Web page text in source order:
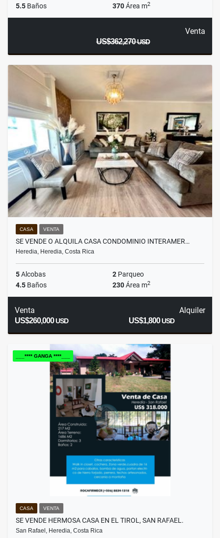
5.5 Baños 370Área m2
Venta
US$362,270USD
CASA VENTA
SE VENDE O ALQUILA CASA CONDOMINIO INTERAMER…
Heredia, Heredia, Costa Rica
5Alcobas 2 Parqueo
4.5 Baños 230Área m2
Venta
US$260,000USD
Alquiler
US$1,800USD
___**** GANGA ****___
CASA VENTA
SE VENDE HERMOSA CASA EN EL TIROL, SAN RAFAEL.
San Rafael, Heredia, Costa Rica